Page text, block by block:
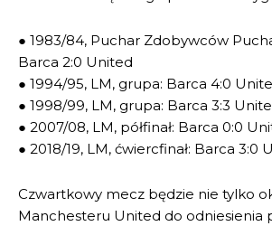
● 1983/84, Puchar Zdobywców
Barca 2:0 United
● 1994/95, LM, grupa: Barca 4:0
● 1998/99, LM, grupa: Barca 3:3
● 2007/08, LM, półfinał: Barca 0:0
● 2018/19, LM, ćwiercfinał: Barca 3:0
Czwartkowy mecz będzie nie tylko
Manchesteru United do odniesienia